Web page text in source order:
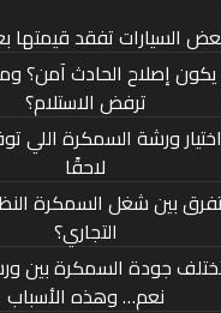
السيارات تفقد قيمتها
إصلاح الحادث آمن؟
ترفض الاستلام؟
ورشة السمكرة اللي
لاحقًا
بين شغل السمكرة
التجاري؟
جودة السمكرة بين
نعم… وهذه الأسباب